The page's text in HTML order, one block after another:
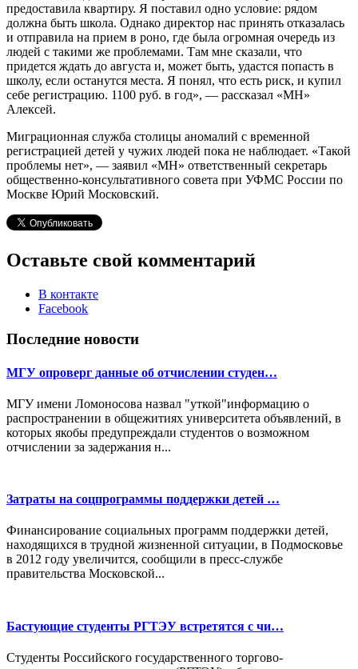
предоставила квартиру. Я поставил одно условие: рядом
должна быть школа. Однако директор нас принять отказалась
и отправила на прием в роно, где была огромная очередь из
людей с такими же проблемами. Там мне сказали, что
придется ждать до августа и, может быть, удастся попасть в
школу, если останутся места. Я понял, что есть риск, и купил
себе регистрацию. 1100 руб. в год», — рассказал «МН»
Алексей.
Миграционная служба столицы аномалий с временной
регистрацией детей у чужих людей пока не наблюдает. «Такой
проблемы нет», — заявил «МН» ответственный секретарь
общественно-консультативного совета при УФМС России по
Москве Юрий Московский.
Оставьте свой комментарий
В контакте
Facebook
Последние новости
МГУ опроверг данные об отчислении студен…
МГУ имени Ломоносова назвал "уткой"информацию о
распространении в общежитиях университета объявлений, в
которых якобы предупреждали студентов о возможном
отчислении за задержания н...
Затраты на соцпрограммы поддержки детей …
Финансирование социальных программ поддержки детей,
находящихся в трудной жизненной ситуации, в Подмосковье
в 2012 году увеличится, сообщили в пресс-службе
правительства Московской...
Бастующие студенты РГТЭУ встретятся с чи…
Студенты Российского государственного торгово-